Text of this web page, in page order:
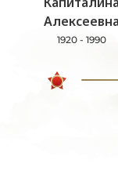
Алексеевна
1920 - 1990